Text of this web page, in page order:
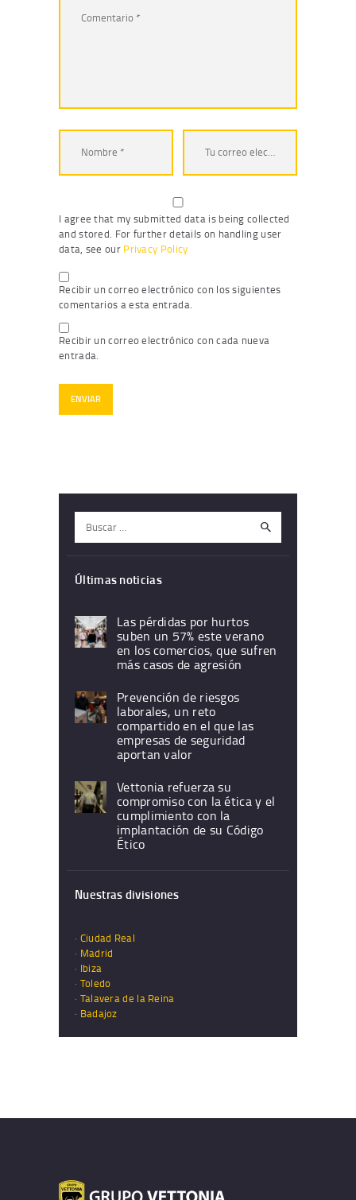
I agree that my submitted data is being collected
and stored. For further details on handling user
data, see our Privacy Policy
Recibir un correo electrónico con los siguientes
comentarios a esta entrada.
Recibir un correo electrónico con cada nueva
entrada.
Últimas noticias
Las pérdidas por hurtos
suben un 57% este verano
en los comercios, que sufren
más casos de agresión
Prevención de riesgos
laborales, un reto
compartido en el que las
empresas de seguridad
aportan valor
Vettonia refuerza su
compromiso con la ética y el
cumplimiento con la
implantación de su Código
Ético
Nuestras divisiones
· Ciudad Real
· Madrid
· Ibiza
· Toledo
· Talavera de la Reina
· Badajoz